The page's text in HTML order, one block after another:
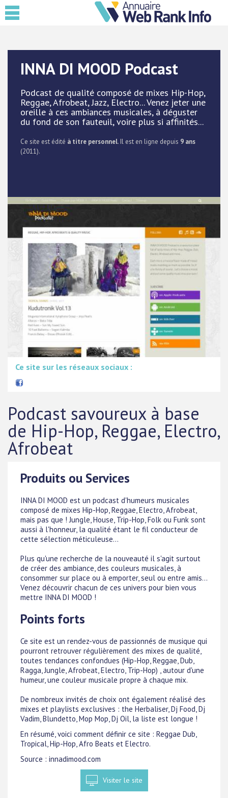
INNA DI MOOD Podcast
Podcast de qualité composé de mixes Hip-Hop,
Reggae, Afrobeat, Jazz, Electro... Venez jeter une
oreille à ces ambiances musicales, à déguster
du fond de son fauteuil, voire plus si affinités...
Ce site est édité à titre personnel. Il est en ligne depuis 9 ans
(2011).
Ce site sur les réseaux sociaux :
Podcast savoureux à base
de Hip-Hop, Reggae, Electro,
Afrobeat
Produits ou Services
INNA DI MOOD est un podcast d'humeurs musicales
composé de mixes Hip-Hop, Reggae, Electro, Afrobeat,
mais pas que ! Jungle, House, Trip-Hop, Folk ou Funk sont
aussi à l'honneur, la qualité étant le fil conducteur de
cette sélection méticuleuse...
Plus qu'une recherche de la nouveauté il s'agit surtout
de créer des ambiance, des couleurs musicales, à
consommer sur place ou à emporter, seul ou entre amis...
Venez découvrir chacun de ces univers pour bien vous
mettre INNA DI MOOD !
Points forts
Ce site est un rendez-vous de passionnés de musique qui
pourront retrouver régulièrement des mixes de qualité,
toutes tendances confondues (Hip-Hop, Reggae, Dub,
Ragga, Jungle, Afrobeat, Electro, Trip-Hop) , autour d'une
humeur, une couleur musicale propre à chaque mix.
De nombreux invités de choix ont également réalisé des
mixes et playlists exclusives : the Herbaliser, Dj Food, Dj
Vadim, Blundetto, Mop Mop, Dj Oil, la liste est longue !
En résumé, voici comment définir ce site : Reggae Dub,
Tropical, Hip-Hop, Afro Beats et Electro.
Source : innadimood.com
Visiter le site